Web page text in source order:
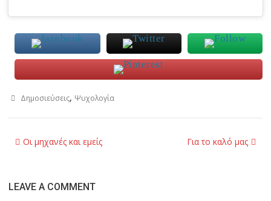
Δημοσιεύσεις, Ψυχολογία
Post
Οι μηχανές και εμείς Για το καλό μας
LEAVE A COMMENT